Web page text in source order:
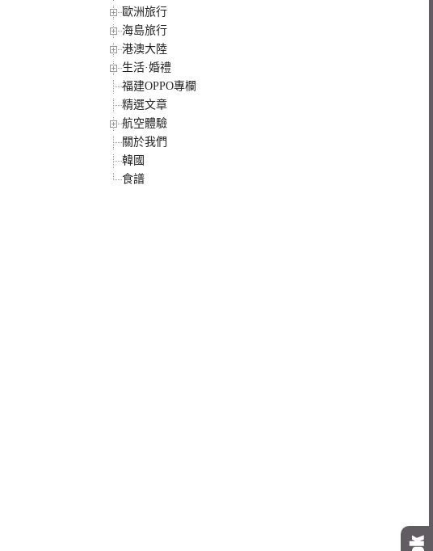
歐洲旅行
海島旅行
港澳大陸
生活·婚禮
福建OPPO專欄
精選文章
航空體驗
關於我們
韓國
食譜